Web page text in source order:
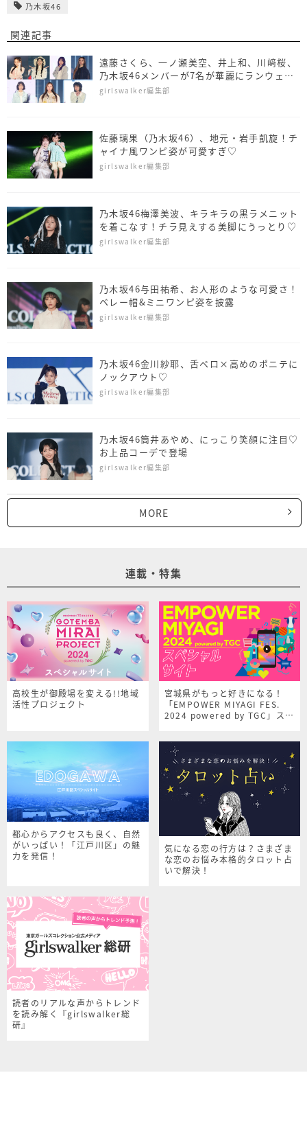
乃木坂46
関連記事
遠藤さくら、一ノ瀬美空、井上和、川﨑桜、
乃木坂46メンバーが7名が華麗にランウェイ
＜TGC 2026 S/S＞
girlswalker編集部
佐藤璃果（乃木坂46）、地元・岩手凱旋！チ
ャイナ風ワンピ姿が可愛すぎ♡
girlswalker編集部
乃木坂46梅澤美波、キラキラの黒ラメニット
を着こなす！チラ見えする美脚にうっとり♡
girlswalker編集部
乃木坂46与田祐希、お人形のような可愛さ！
ベレー帽&ミニワンピ姿を披露
girlswalker編集部
乃木坂46金川紗耶、舌ペロ×高めのポニテに
ノックアウト♡
girlswalker編集部
乃木坂46筒井あやめ、にっこり笑顔に注目♡
お上品コーデで登場
girlswalker編集部
MORE
連載・特集
高校生が御殿場を変える!!地域
活性プロジェクト
宮城県がもっと好きになる！
「EMPOWER MIYAGI FES.
2024 powered by TGC」スペ
都心からアクセスも良く、自然
がいっぱい！「江戸川区」の魅
力を発信！
気になる恋の行方は？さまざま
な恋のお悩み本格的タロット占
いで解決！
読者のリアルな声からトレンド
を読み解く『girlswalker総
研』